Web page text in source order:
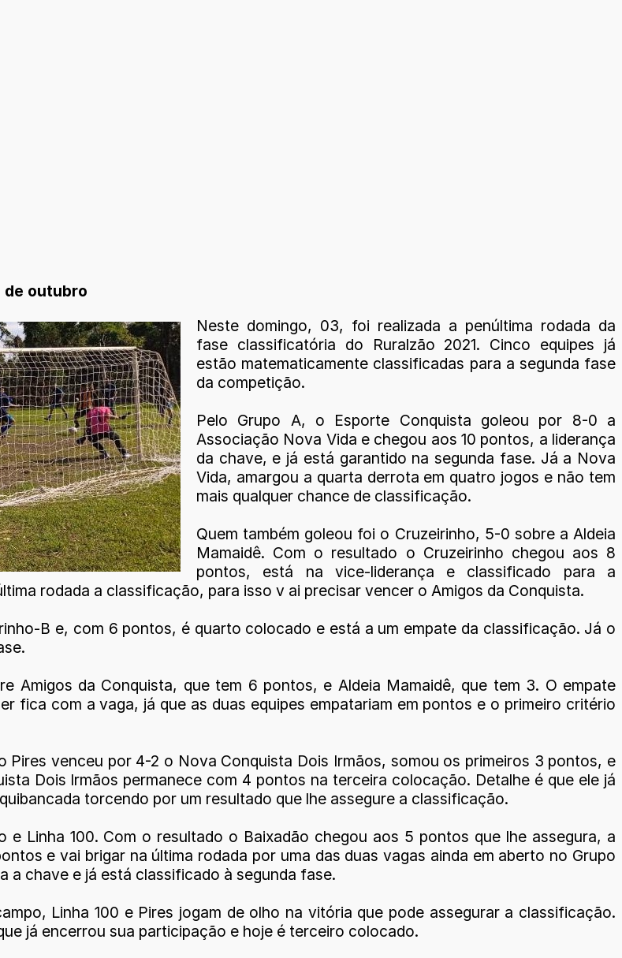
de outubro
Neste domingo, 03, foi realizada a penúltima rodada da
fase classificatória do Ruralzão 2021. Cinco equipes já
estão matematicamente classificadas para a segunda fase
da competição.
Pelo Grupo A, o Esporte Conquista goleou por 8-0 a
Associação Nova Vida e chegou aos 10 pontos, a liderança
da chave, e já está garantido na segunda fase. Já a Nova
Vida, amargou a quarta derrota em quatro jogos e não tem
mais qualquer chance de classificação.
Quem também goleou foi o Cruzeirinho, 5-0 sobre a Aldeia
Mamaidê. Com o resultado o Cruzeirinho chegou aos 8
pontos, está na vice-liderança e classificado para a
rodada a classificação, para isso v ai precisar vencer o Amigos da Conquista.
B e, com 6 pontos, é quarto colocado e está a um empate da classificação. Já o
Amigos da Conquista, que tem 6 pontos, e Aldeia Mamaidê, que tem 3. O empate
fica com a vaga, já que as duas equipes empatariam em pontos e o primeiro critério
Pires venceu por 4-2 o Nova Conquista Dois Irmãos, somou os primeiros 3 pontos, e
Dois Irmãos permanece com 4 pontos na terceira colocação. Detalhe é que ele já
torcendo por um resultado que lhe assegure a classificação.
Linha 100. Com o resultado o Baixadão chegou aos 5 pontos que lhe assegura, a
e vai brigar na última rodada por uma das duas vagas ainda em aberto no Grupo
a chave e já está classificado à segunda fase.
Linha 100 e Pires jogam de olho na vitória que pode assegurar a classificação.
já encerrou sua participação e hoje é terceiro colocado.